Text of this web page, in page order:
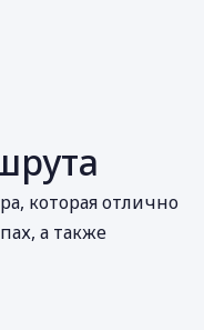
которая отлично
а также